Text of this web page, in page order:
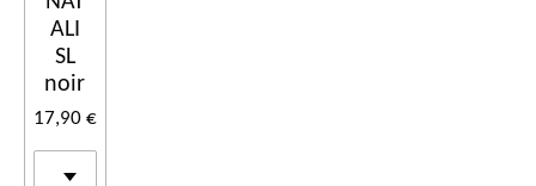
ALI
SL
noir
17,90 €